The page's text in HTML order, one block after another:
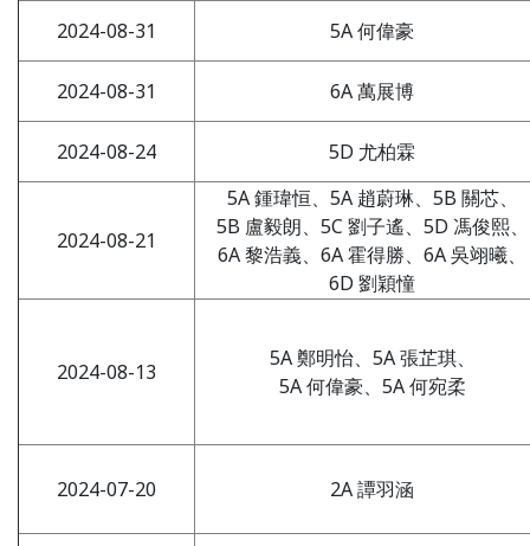
2024-08-31
5A 何偉豪
2024-08-31 6A 萬展博
2024-08-24 5D 尤柏霖
2024-08-21
5A 鍾瑋恒、5A 趙蔚琳、5B 關芯、
5B 盧毅朗、5C 劉子遙、5D 馮俊熙、
6A 黎浩義、6A 霍得勝、6A 吳翊曦、
6D 劉穎憧
2024-08-13
5A 鄭明怡、5A 張芷琪、
5A 何偉豪、5A 何宛柔
2024-07-20 2A 譚羽涵